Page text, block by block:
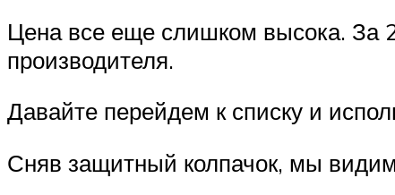
Цена все еще слишком высока. За
производителя.
Давайте перейдем к списку и
Сняв защитный колпачок, мы